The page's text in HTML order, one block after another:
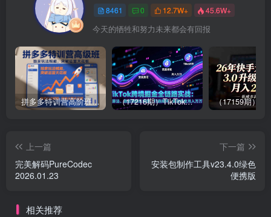
8461 0 12.7W+ 45.6W+
今天的牺牲和努力未来都会有回报
拼多多特训营高阶班，独家玩法赋能，突破运营天花板（更新26年1月） （17216期）TikTok跨境掘金全链路实战：从算法、选品到团队管理，打通闭环，实现稳定月入万刀
上一篇
完美解码PureCodec
2026.01.23
下一篇
安装包制作工具v23.4.0绿色
便携版
相关推荐